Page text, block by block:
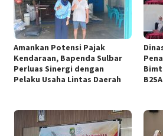
Amankan Potensi Pajak
Kendaraan, Bapenda Sulbar
Perluas Sinergi dengan
Pelaku Usaha Lintas Daerah